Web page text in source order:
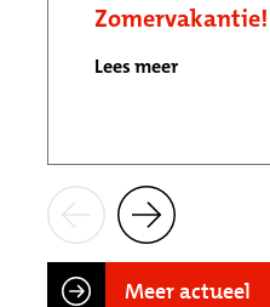
Zomervakantie!
Lees meer
Meer actueel